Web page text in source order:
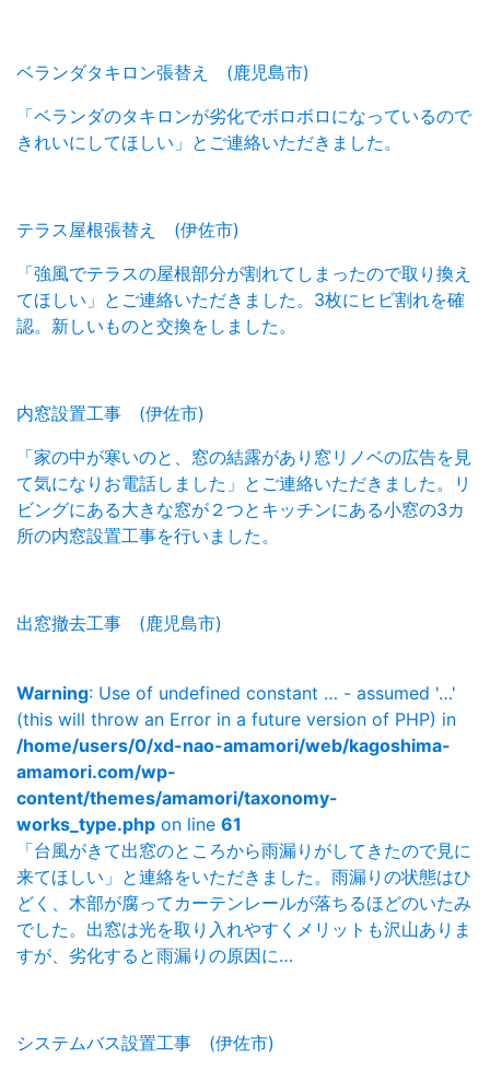
ベランダタキロン張替え (鹿児島市)
「ベランダのタキロンが劣化でボロボロになっているので
きれいにしてほしい」とご連絡いただきました。
テラス屋根張替え (伊佐市)
「強風でテラスの屋根部分が割れてしまったので取り換え
てほしい」とご連絡いただきました。3枚にヒビ割れを確
認。新しいものと交換をしました。
内窓設置工事 (伊佐市)
「家の中が寒いのと、窓の結露があり窓リノベの広告を見
て気になりお電話しました」とご連絡いただきました。リ
ビングにある大きな窓が２つとキッチンにある小窓の3カ
所の内窓設置工事を行いました。
出窓撤去工事 (鹿児島市)
Warning: Use of undefined constant … - assumed '…'
(this will throw an Error in a future version of PHP) in
/home/users/0/xd-nao-amamori/web/kagoshima-
amamori.com/wp-
content/themes/amamori/taxonomy-
works_type.php on line 61
「台風がきて出窓のところから雨漏りがしてきたので見に
来てほしい」と連絡をいただきました。雨漏りの状態はひ
どく、木部が腐ってカーテンレールが落ちるほどのいたみ
でした。出窓は光を取り入れやすくメリットも沢山ありま
すが、劣化すると雨漏りの原因に…
システムバス設置工事 (伊佐市)